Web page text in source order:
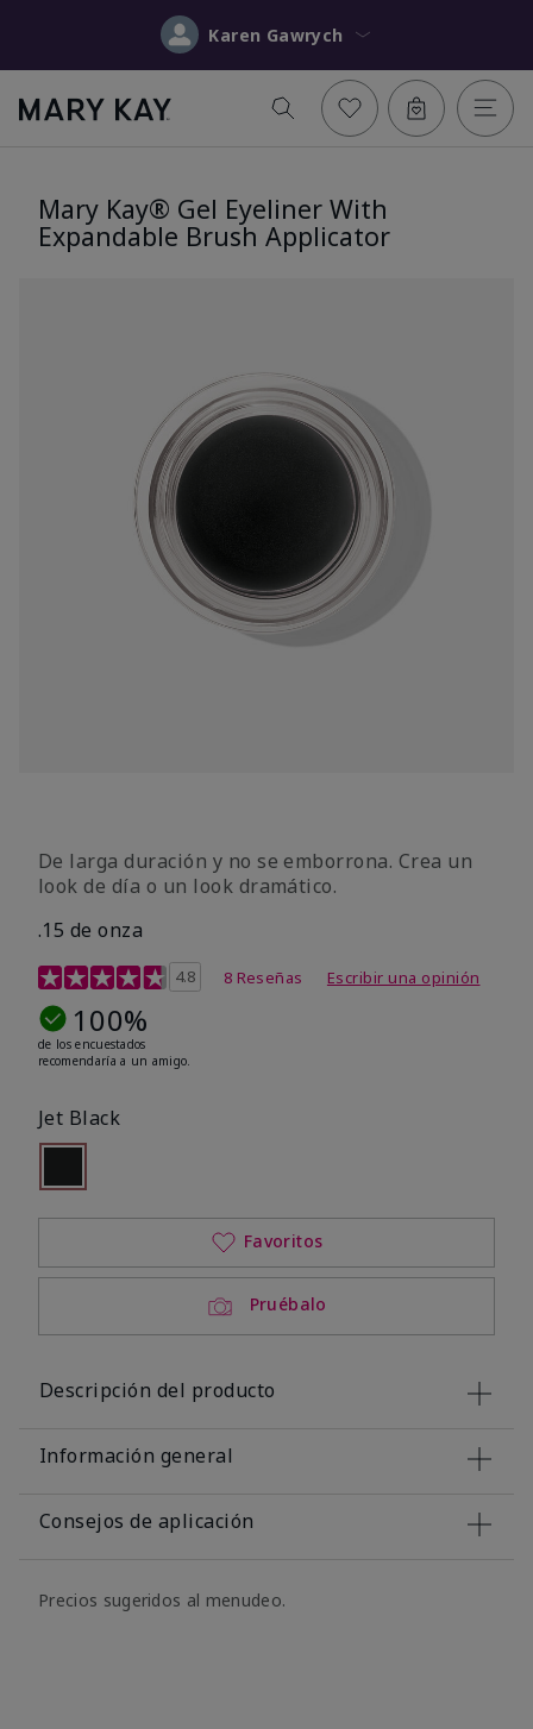
Karen Gawrych
Mary Kay® Gel Eyeliner With
Expandable Brush Applicator
De larga duración y no se emborrona. Crea un
look de día o un look dramático.
.15 de onza
Calificación de clientes de 3,3 de 5
4.8 8 Reseñas Escribir una opinión
100%
de los encuestados
recomendaría a un amigo.
Jet Black
seleccionado
Out of stock
Pruébalo
Favoritos
Descripción del producto
Información general
Consejos de aplicación
Precios sugeridos al menudeo.